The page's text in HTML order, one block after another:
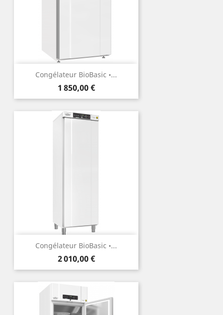
Congélateur BioBasic •...
Prix
1 850,00 €
Congélateur BioBasic •...
Prix
2 010,00 €